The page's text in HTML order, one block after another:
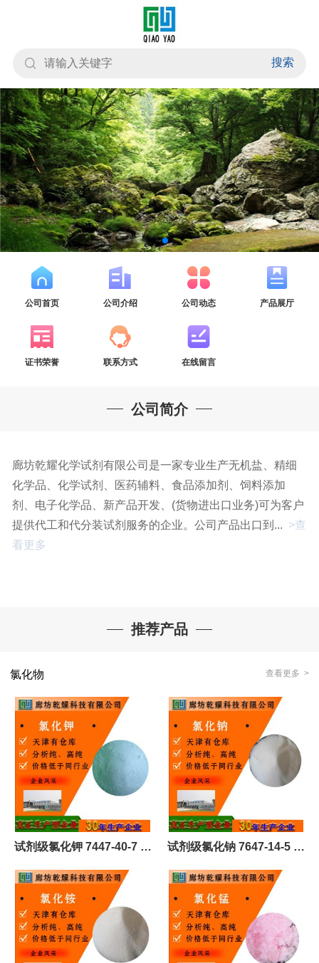
搜索
公司首页 公司介绍 公司动态 产品展厅
证书荣誉 联系方式 在线留言
公司简介
廊坊乾耀化学试剂有限公司是一家专业生产无机盐、精细
化学品、化学试剂、医药辅料、食品添加剂、饲料添加
剂、电子化学品、新产品开发、(货物进出口业务)可为客户
提供代工和代分装试剂服务的企业。公司产品出口到... >查
看更多
推荐产品
氯化物 查看更多 >
试剂级氯化钾 7447-40-7 可
定制 全国可售
试剂级氯化钠 7647-14-5 无
色晶体或白色粉末